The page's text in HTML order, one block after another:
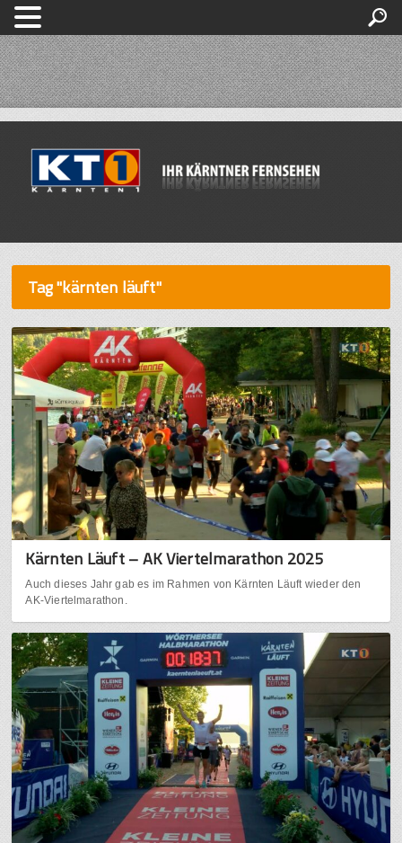
Tag "kärnten läuft"
Kärnten Läuft – AK Viertelmarathon 2025
Auch dieses Jahr gab es im Rahmen von Kärnten Läuft wieder den
AK-Viertelmarathon.